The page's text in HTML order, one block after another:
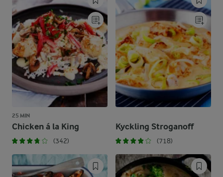
25 MIN
Chicken á la King
(342)
Kyckling Stroganoff
(718)